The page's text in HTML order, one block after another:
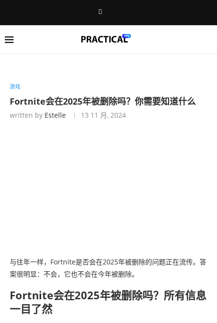
游戏
Fortnite会在2025年被删除吗？你需要知道什么
written by Estelle 13 11 月, 2024
与往年一样，Fortnite是否会在2025年被删除的问题正在流传。答
案很明显：不会，它也不会在今年被删除。
Fortnite会在2025年被删除吗？所有信息
一目了然